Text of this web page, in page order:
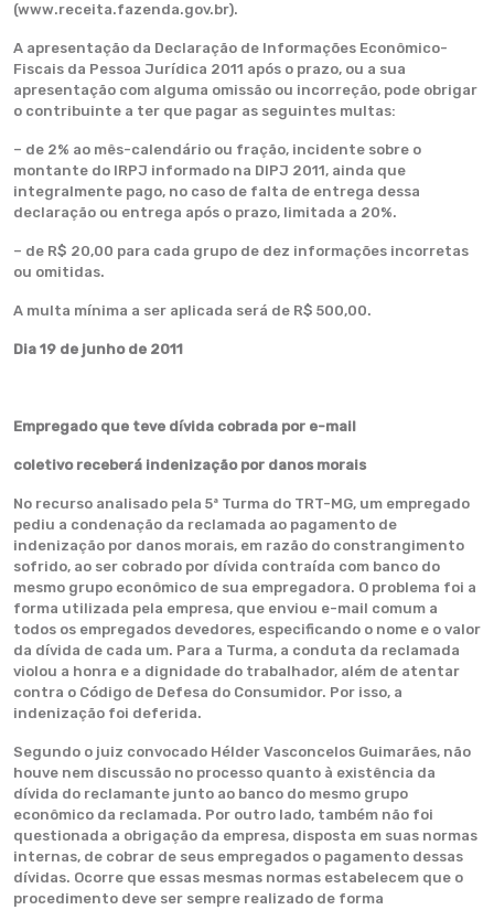
(www.receita.fazenda.gov.br).
A apresentação da Declaração de Informações Econômico-
Fiscais da Pessoa Jurídica 2011 após o prazo, ou a sua
apresentação com alguma omissão ou incorreção, pode obrigar
o contribuinte a ter que pagar as seguintes multas:
– de 2% ao mês-calendário ou fração, incidente sobre o
montante do IRPJ informado na DIPJ 2011, ainda que
integralmente pago, no caso de falta de entrega dessa
declaração ou entrega após o prazo, limitada a 20%.
– de R$ 20,00 para cada grupo de dez informações incorretas
ou omitidas.
A multa mínima a ser aplicada será de R$ 500,00.
Dia 19 de junho de 2011
Empregado que teve dívida cobrada por e-mail
coletivo receberá indenização por danos morais
No recurso analisado pela 5ª Turma do TRT-MG, um empregado
pediu a condenação da reclamada ao pagamento de
indenização por danos morais, em razão do constrangimento
sofrido, ao ser cobrado por dívida contraída com banco do
mesmo grupo econômico de sua empregadora. O problema foi a
forma utilizada pela empresa, que enviou e-mail comum a
todos os empregados devedores, especificando o nome e o valor
da dívida de cada um. Para a Turma, a conduta da reclamada
violou a honra e a dignidade do trabalhador, além de atentar
contra o Código de Defesa do Consumidor. Por isso, a
indenização foi deferida.
Segundo o juiz convocado Hélder Vasconcelos Guimarães, não
houve nem discussão no processo quanto à existência da
dívida do reclamante junto ao banco do mesmo grupo
econômico da reclamada. Por outro lado, também não foi
questionada a obrigação da empresa, disposta em suas normas
internas, de cobrar de seus empregados o pagamento dessas
dívidas. Ocorre que essas mesmas normas estabelecem que o
procedimento deve ser sempre realizado de forma